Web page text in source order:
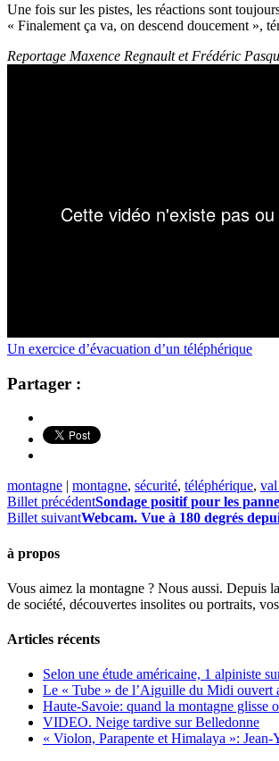
Une fois sur les pistes, les réactions sont
« Finalement ça va, on descend doucement »,
Reportage Maxence Regnault et Frédéric
Un exercice d’évacuation d’un téléphérique
Partager :
montagne | montagne, sécurité, téléphérique, val
Billet précédentSondage positif pour les
Billet suivantWebcam. Vue à 180 degrés
à propos
Vous aimez la montagne ? Nous aussi. Depuis
de société, découvertes insolites ou portraits,
Articles récents
Selon une étude américaine, 1 alpiniste
Le « Tube » de l’Aiguille du Midi ouvert
Haute-Savoie: quand la montagne glisse
VIDEO. Neige tardive sur Belledonne
« Violon, Parapente et Himalaya »: